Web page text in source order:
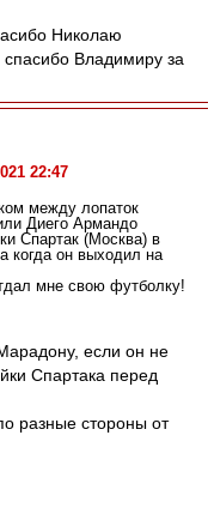
Николаю
Владимиру за
22:47
между лопаток
Диего Армандо
Спартак (Москва) в
когда он выходил на
мне свою футболку!
если он не
Спартака перед
разные стороны от
перед